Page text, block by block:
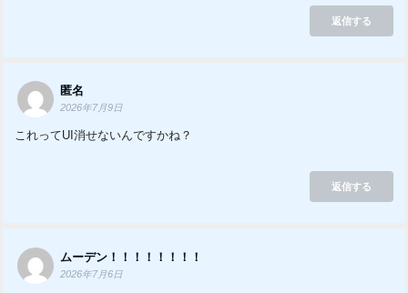
返信する
匿名
2026年7月9日
これってUI消せないんですかね？
返信する
ムーデン！！！！！！！！
2026年7月6日